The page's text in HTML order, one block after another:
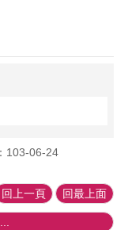
103-06-24
回上一頁 回最上面